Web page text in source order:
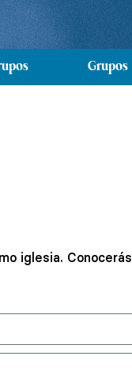
Grupos
iglesia. Conocerás